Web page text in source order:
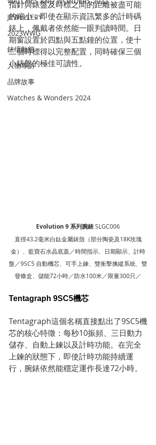
JEWELLERY
2023WWG
錶壇動態
人物專訪
品牌故事
Watches & Wonders 2024
指針與錶盤及時標之間的距離被盡可能
的縮小，即使在顯示資訊繁多的計時碼
錶上，佩戴者依然能一眼判讀時間。日
期窗設置於四點與五點鐘的位置，使十
二個時標得以完整配置，同時確保三個
小錶盤的極佳可讀性。
Evolution 9 系列腕錶 SLGC006
直徑43.2毫米白鈦金屬錶殼（部分陶瓷及18K玫瑰
金）、藍寶石水晶底蓋／時間指示、日期顯示、計時
盤／9SC5 自動機芯、可手上鍊、雙衝擊擒縱系統、雙
發條盒、儲能72小時／防水100米／限量300只／
Tentagraph 9SC5機芯
Tentagraph這個名稱直接點出了9SC5機
芯的核心特徵：每秒10振頻、三日動力
儲存、自動上鍊以及計時功能。在完全
上鍊的狀態下，即使計時功能持續運
行，腕錶依然能穩定運作長達72小時。